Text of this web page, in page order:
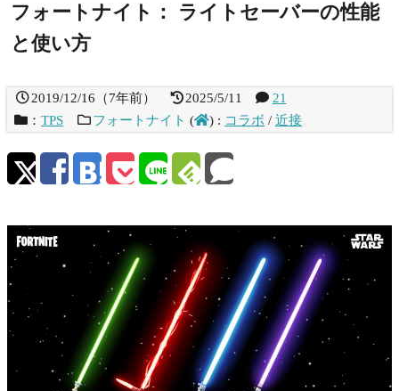
フォートナイト： ライトセーバーの性能
と使い方
2019/12/16 （7年前） 2025/5/11
21
： TPS フォートナイト ( ) : コラボ /近接